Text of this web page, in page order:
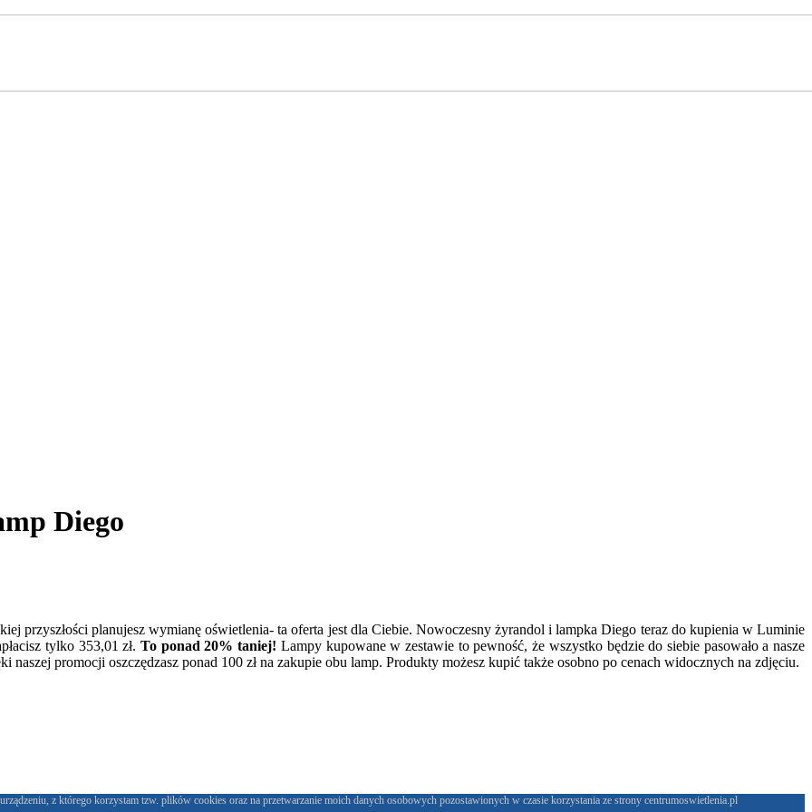
Diego
przyszłości planujesz wymianę oświetlenia- ta oferta jest dla Ciebie. Nowoczesny żyrandol i lampka Diego teraz do kupienia w Luminie
tylko 353,01 zł.To ponad 20% taniej! Lampy kupowane w zestawie to pewność, że wszystko będzie do siebie pasowało a nasze
naszej promocji oszczędzasz ponad 100 zł na zakupie obu lamp. Produkty możesz kupić także osobno po cenach widocznych na zdjęciu.
z którego korzystam tzw. plików cookies oraz na przetwarzanie moich danych osobowych pozostawionych w czasie korzystania ze strony centrumoswietlenia.pl